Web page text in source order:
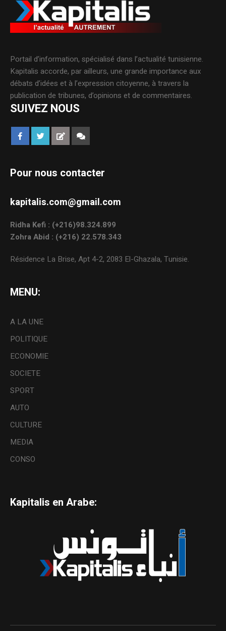
Portail d’information, spécialisé dans l’actualité tunisienne.
Kapitalis accorde, par ailleurs, une grande importance aux
débats d’idées et à l’expression citoyenne, à travers la
publication de tribunes, d’opinions et de commentaires.
SUIVEZ NOUS
Pour nous contacter
kapitalis.com@gmail.com
Ridha Kefi : (+216)98.324.899
Zohra Abid : (+216) 22.578.343
Résidence La Brise, Apt 4-2, 2083 El-Ghazala, Tunisie.
MENU:
A LA UNE
POLITIQUE
ECONOMIE
SOCIETE
SPORT
AUTO
CULTURE
MEDIA
CONSO
Kapitalis en Arabe: